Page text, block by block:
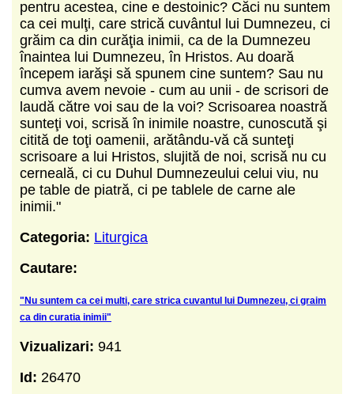
pentru acestea, cine e destoinic? Căci nu suntem
ca cei mulţi, care strică cuvântul lui Dumnezeu, ci
grăim ca din curăţia inimii, ca de la Dumnezeu
înaintea lui Dumnezeu, în Hristos. Au doară
începem iarăşi să spunem cine suntem? Sau nu
cumva avem nevoie - cum au unii - de scrisori de
laudă către voi sau de la voi? Scrisoarea noastră
sunteţi voi, scrisă în inimile noastre, cunoscută şi
citită de toţi oamenii, arătându-vă că sunteţi
scrisoare a lui Hristos, slujită de noi, scrisă nu cu
cerneală, ci cu Duhul Dumnezeului celui viu, nu
pe table de piatră, ci pe tablele de carne ale
inimii."
Categoria: Liturgica
Cautare:
"Nu suntem ca cei multi, care strica cuvantul lui Dumnezeu, ci graim
ca din curatia inimii"
Vizualizari: 941
Id: 26470